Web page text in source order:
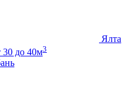
Ялта
30 до 40м3